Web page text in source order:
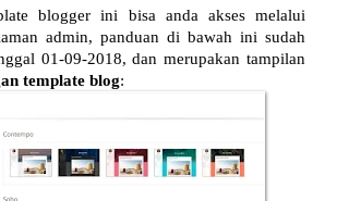
blogger ini bisa anda akses melalui
admin, panduan di bawah ini sudah
01-09-2018, dan merupakan tampilan
template blog: